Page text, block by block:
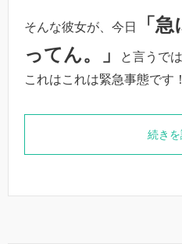
そんな彼女が、今日
「
ってん。」
と言うで
これはこれは緊急事態です！
続き